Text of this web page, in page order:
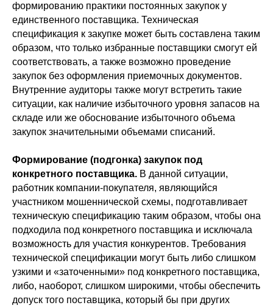
формированию практики постоянных закупок у
единственного поставщика. Техническая
спецификация к закупке может быть составлена таким
образом, что только избранные поставщики смогут ей
соответствовать, а также возможно проведение
закупок без оформления приемочных документов.
Внутренние аудиторы также могут встретить такие
ситуации, как наличие избыточного уровня запасов на
складе или же обоснование избыточного объема
закупок значительными объемами списаний.
Формирование (подгонка) закупок под
конкретного поставщика. В данной ситуации,
работник компании-покупателя, являющийся
участником мошеннической схемы, подготавливает
техническую спецификацию таким образом, чтобы она
подходила под конкретного поставщика и исключала
возможность для участия конкурентов. Требования
технической спецификации могут быть либо слишком
узкими и «заточенными» под конкретного поставщика,
либо, наоборот, слишком широкими, чтобы обеспечить
допуск того поставщика, который бы при других